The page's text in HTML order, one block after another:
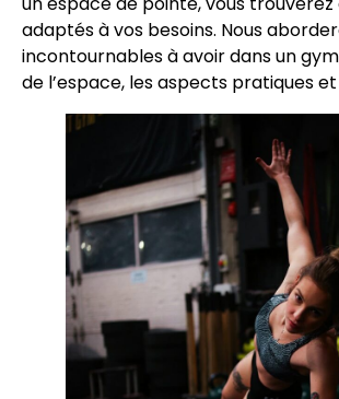
adaptés à vos besoins. Nous
incontournables à avoir dans un
de l’espace, les aspects pratiques